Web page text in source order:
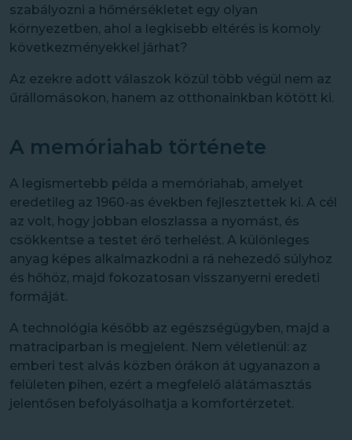
szabályozni a hőmérsékletet egy olyan
környezetben, ahol a legkisebb eltérés is komoly
következményekkel járhat?
Az ezekre adott válaszok közül több végül nem az
űrállomásokon, hanem az otthonainkban kötött ki.
A memóriahab története
A legismertebb példa a memóriahab, amelyet
eredetileg az 1960-as években fejlesztettek ki. A cél
az volt, hogy jobban eloszlassa a nyomást, és
csökkentse a testet érő terhelést. A különleges
anyag képes alkalmazkodni a rá nehezedő súlyhoz
és hőhöz, majd fokozatosan visszanyerni eredeti
formáját.
A technológia később az egészségügyben, majd a
matraciparban is megjelent. Nem véletlenül: az
emberi test alvás közben órákon át ugyanazon a
felületen pihen, ezért a megfelelő alátámasztás
jelentősen befolyásolhatja a komfortérzetet.